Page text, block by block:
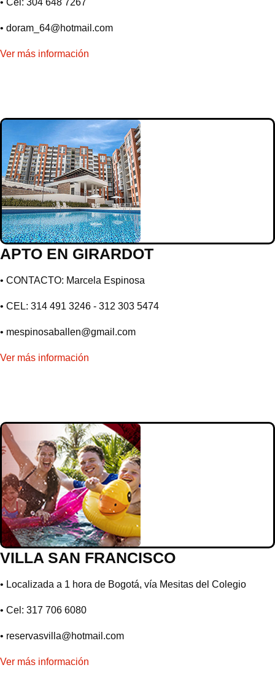
• Cel: 304 648 7267
• doram_64@hotmail.com
Ver más información
APTO EN GIRARDOT
• CONTACTO: Marcela Espinosa
• CEL: 314 491 3246 - 312 303 5474
• mespinosaballen@gmail.com
Ver más información
VILLA SAN FRANCISCO
• Localizada a 1 hora de Bogotá, vía Mesitas del Colegio
• Cel: 317 706 6080
• reservasvilla@hotmail.com
Ver más información